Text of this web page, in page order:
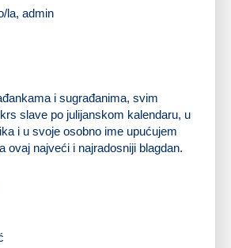
la, admin
i sugrađanima, svim
slave po julijanskom kalendaru, u
i u svoje osobno ime upućujem
ovaj najveći i najradosniji blagdan.